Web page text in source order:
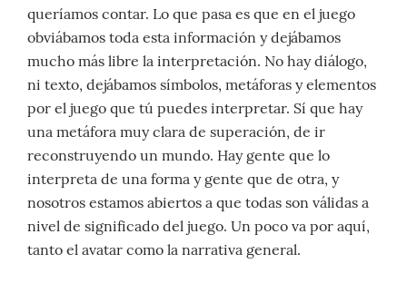
queríamos contar. Lo que pasa es que en el juego
obviábamos toda esta información y dejábamos
mucho más libre la interpretación. No hay diálogo,
ni texto, dejábamos símbolos, metáforas y elementos
por el juego que tú puedes interpretar. Sí que hay
una metáfora muy clara de superación, de ir
reconstruyendo un mundo. Hay gente que lo
interpreta de una forma y gente que de otra, y
nosotros estamos abiertos a que todas son válidas a
nivel de significado del juego. Un poco va por aquí,
tanto el avatar como la narrativa general.